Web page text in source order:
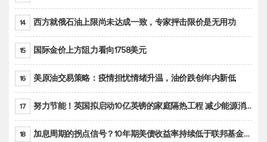
14 西方就俄石油上限尚未达成一致，专家抨击限价是无用功
15 国际金价上方阻力看向1758美元
16 美原油交易策略：疫情担忧情绪升温，油价跌创年内新低
17 努力节能！英国拟启动10亿英镑的家庭隔热工程 减少能源消耗
18 加息周期的拐点信号？10年期美债收益率持续低于联邦基金利率目标区间